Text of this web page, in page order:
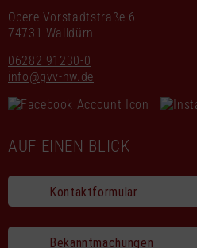
Obere Vorstadtstraße 6
74731 Walldürn
06282 91230-0
info@gvv-hw.de
AUF EINEN BLICK
Kontaktformular
Bekanntmachungen